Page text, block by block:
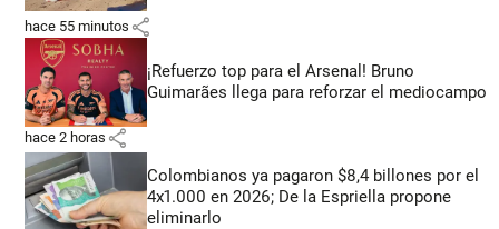
hace 55 minutos share
¡Refuerzo top para el Arsenal! Bruno
Guimarães llega para reforzar el mediocampo
hace 2 horas share
Colombianos ya pagaron $8,4 billones por el
4x1.000 en 2026; De la Espriella propone
eliminarlo